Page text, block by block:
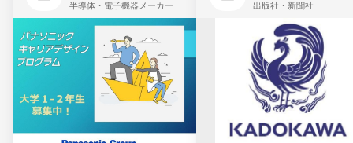
半導体・電子機器メーカー 出版社・新聞社